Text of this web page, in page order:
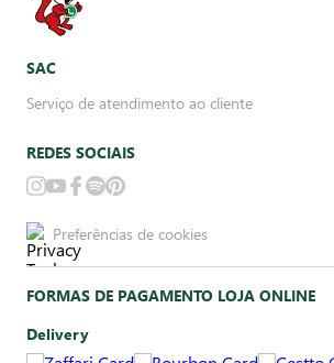
SAC
Serviço de atendimento ao cliente
REDES SOCIAIS
Preferências de cookies
FORMAS DE PAGAMENTO LOJA ONLINE
Delivery